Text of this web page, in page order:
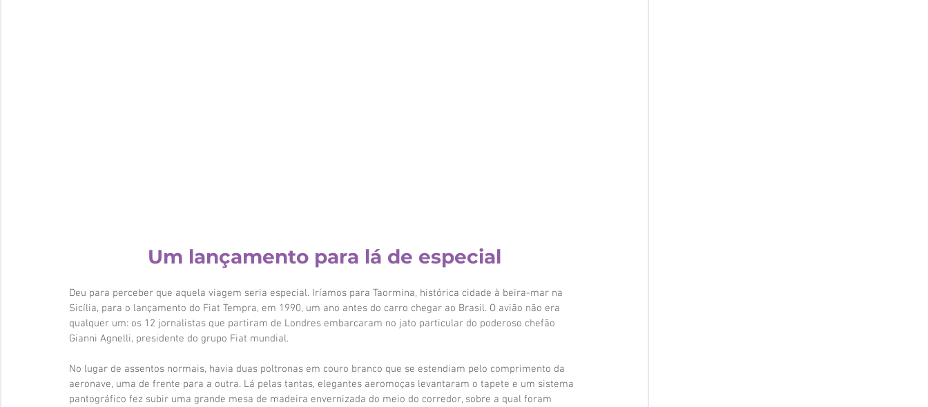
Um lançamento para lá de especial
Deu para perceber que aquela viagem seria especial. Iríamos para Taormina, histórica cidade à beira-mar na
Sicília, para o lançamento do Fiat Tempra, em 1990, um ano antes do carro chegar ao Brasil. O avião não era
qualquer um: os 12 jornalistas que partiram de Londres embarcaram no jato particular do poderoso chefão
Gianni Agnelli, presidente do grupo Fiat mundial.
No lugar de assentos normais, havia duas poltronas em couro branco que se estendiam pelo comprimento da
aeronave, uma de frente para a outra. Lá pelas tantas, elegantes aeromoças levantaram o tapete e um sistema
pantográfico fez subir uma grande mesa de madeira envernizada do meio do corredor, sobre a qual foram